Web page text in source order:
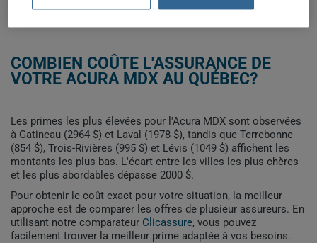
COMBIEN COÛTE L'ASSURANCE DE
VOTRE ACURA MDX AU QUÉBEC?
Les primes les plus élevées pour l'Acura MDX sont observées
à Gatineau (2964 $) et Laval (1978 $), tandis que Terrebonne
(854 $), Trois-Rivières (995 $) et Lévis (1049 $) affichent les
montants les plus bas. L'écart entre les villes les plus chères
et les plus abordables dépasse 2000 $.
Pour obtenir le coût exact pour votre situation, la meilleur
approche est de comparer les offres de plusieur assureurs. En
utilisant notre comparateur Clicassure, vous pouvez
facilement trouver la meilleur prime adaptée à vos besoins.